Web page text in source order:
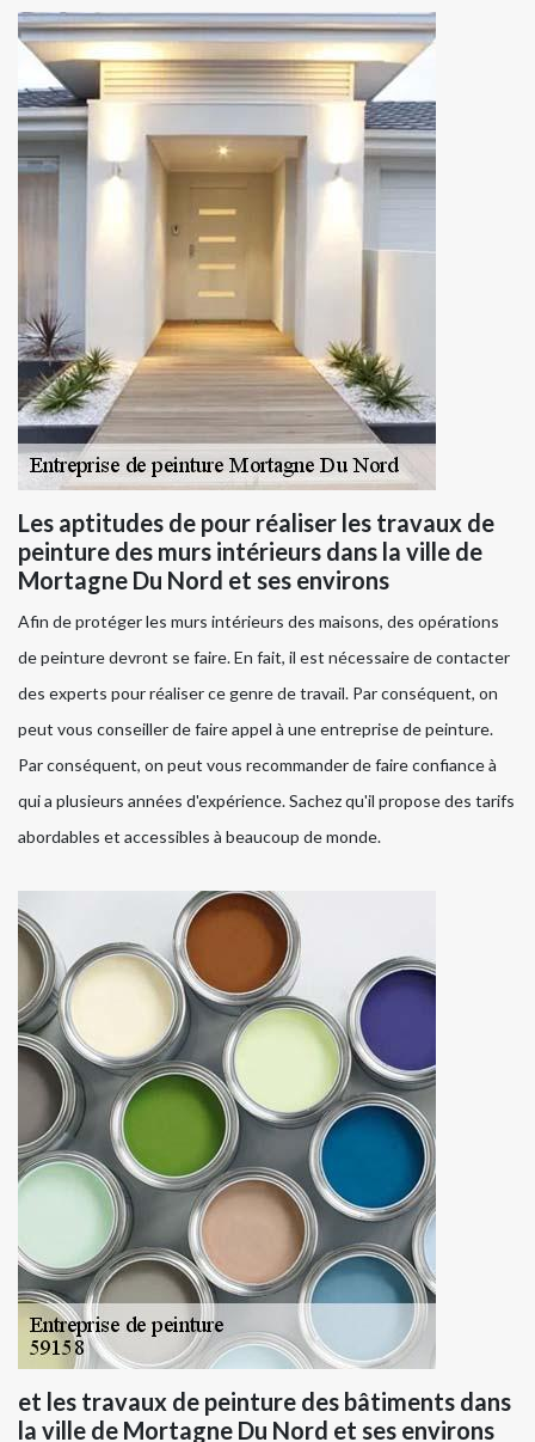
Les aptitudes de pour réaliser les travaux de
peinture des murs intérieurs dans la ville de
Mortagne Du Nord et ses environs
Afin de protéger les murs intérieurs des maisons, des opérations
de peinture devront se faire. En fait, il est nécessaire de contacter
des experts pour réaliser ce genre de travail. Par conséquent, on
peut vous conseiller de faire appel à une entreprise de peinture.
Par conséquent, on peut vous recommander de faire confiance à
qui a plusieurs années d'expérience. Sachez qu'il propose des tarifs
abordables et accessibles à beaucoup de monde.
et les travaux de peinture des bâtiments dans
la ville de Mortagne Du Nord et ses environs